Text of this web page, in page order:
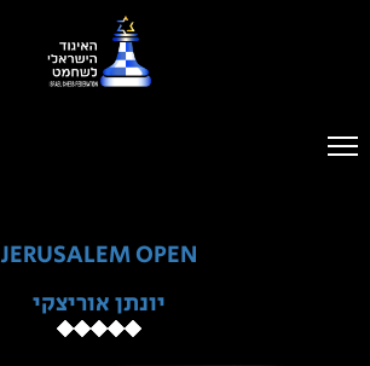
JERUSALEM OPEN
יונתן אוריצקי